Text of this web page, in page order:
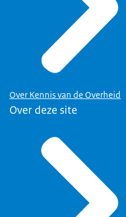
Over Kennis van de Overheid
Over deze site